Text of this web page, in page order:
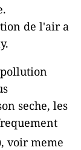
de l'air a
seche, les
voir meme